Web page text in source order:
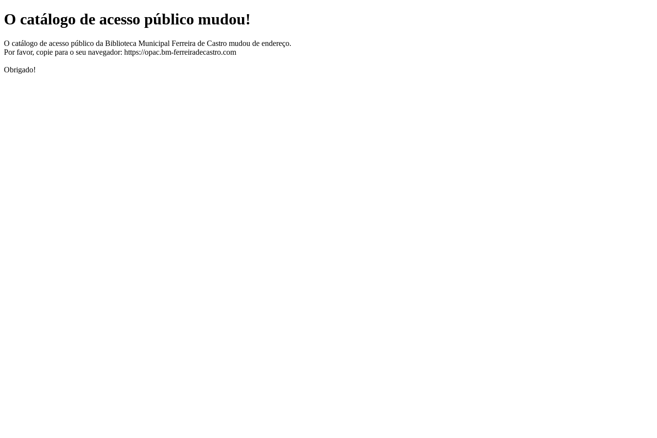
O catálogo de acesso público mudou!
O catálogo de acesso público da Biblioteca Municipal Ferreira de Castro mudou de endereço.
Por favor, copie para o seu navegador: https://opac.bm-ferreiradecastro.com
Obrigado!